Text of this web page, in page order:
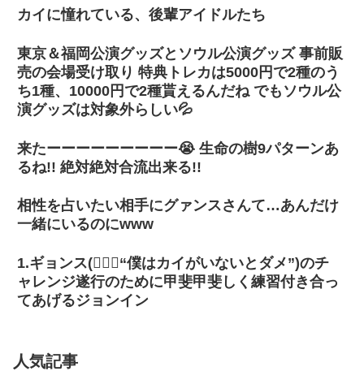
カイに憧れている、後輩アイドルたち
東京＆福岡公演グッズとソウル公演グッズ 事前販
売の会場受け取り 特典トレカは5000円で2種のう
ち1種、10000円で2種貰えるんだね でもソウル公
演グッズは対象外らしい💦
来たーーーーーーーーー😭 生命の樹9パターンあ
るね!! 絶対絶対合流出来る!!
相性を占いたい相手にグァンスさんて…あんだけ
一緒にいるのにwww
1.ギョンス(👈🏻🐧“僕はカイがいないとダメ”)のチ
ャレンジ遂行のために甲斐甲斐しく練習付き合っ
てあげるジョンイン
人気記事